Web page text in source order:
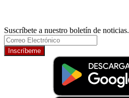
Suscríbete a nuestro boletín de noticias.
Inscríbeme